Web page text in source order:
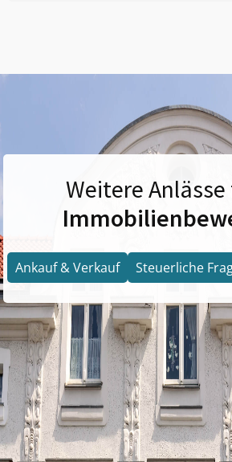
Weitere
Ankauf & Verkauf Steuerliche